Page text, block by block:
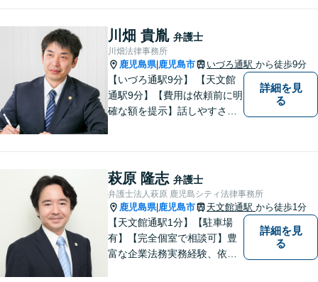
川畑 貴胤 弁護士
川畑法律事務所
鹿児島県| 鹿児島市 いづろ通駅 から徒歩9分
【いづろ通駅9分】 【天文館
通駅9分】【費用は依頼前に明
確な額を提示】話しやすさを
で、お悩みの解決に向けて丁
寧にアドバイスしていきま
す。
詳細を見
る
萩原 隆志 弁護士
弁護士法人萩原 鹿児島シティ法律事務所
鹿児島県| 鹿児島市 天文館通駅 から徒歩1分
【天文館通駅1分】【駐車場
有】【完全個室で相談可】豊
富な企業法務実務経験、依頼
詳細を見
る